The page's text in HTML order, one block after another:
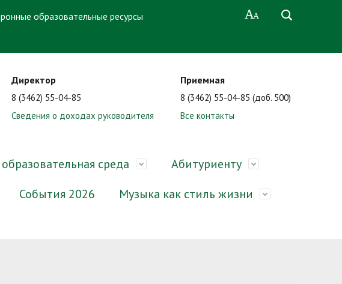
образовательные ресурсы
Директор
8 (3462) 55-04-85
Сведения о доходах руководителя
Приемная
8 (3462) 55-04-85 (доб. 500)
Все контакты
среда Абитуриенту
События 2026 Музыка как стиль жизни